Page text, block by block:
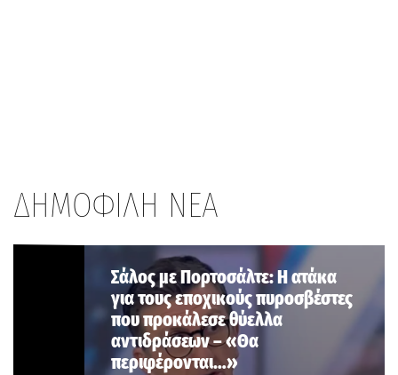
ΔΗΜΟΦΙΛΗ ΝΕΑ
Σάλος με Πορτοσάλτε: Η ατάκα
για τους εποχικούς πυροσβέστες
που προκάλεσε θύελλα
αντιδράσεων – «Θα
περιφέρονται…»